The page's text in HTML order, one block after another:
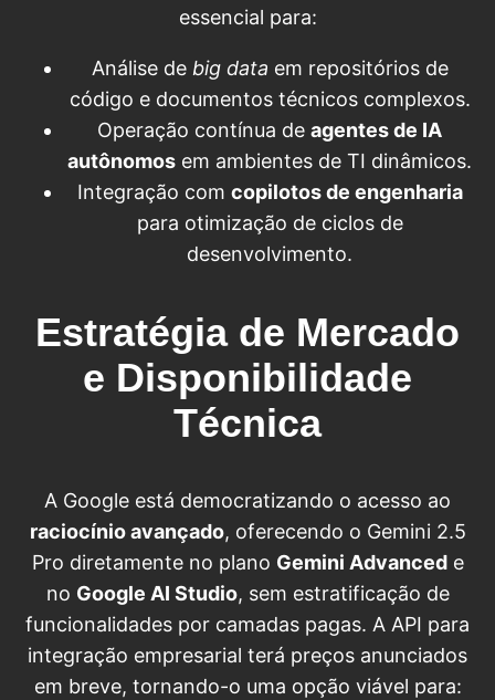
essencial para:
Análise de big data em repositórios de
código e documentos técnicos complexos.
Operação contínua de agentes de IA
autônomos em ambientes de TI dinâmicos.
Integração com copilotos de engenharia
para otimização de ciclos de
desenvolvimento.
Estratégia de Mercado
e Disponibilidade
Técnica
A Google está democratizando o acesso ao
raciocínio avançado, oferecendo o Gemini 2.5
Pro diretamente no plano Gemini Advancede
no Google AI Studio, sem estratificação de
funcionalidades por camadas pagas. A API para
integração empresarial terá preços anunciados
em breve, tornando-o uma opção viável para: